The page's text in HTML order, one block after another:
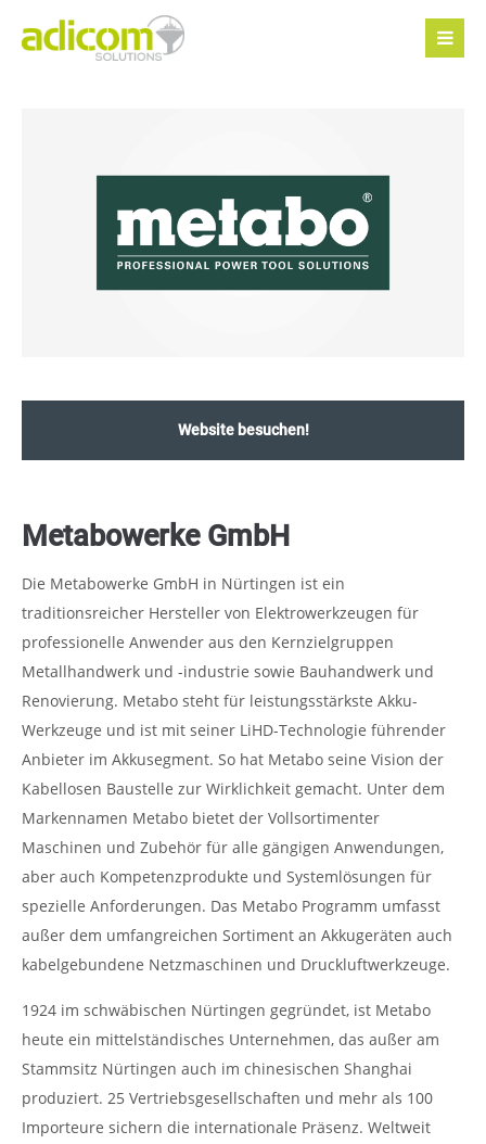
Website besuchen!
Metabowerke GmbH
Die Metabowerke GmbH in Nürtingen ist ein
traditionsreicher Hersteller von Elektrowerkzeugen für
professionelle Anwender aus den Kernzielgruppen
Metallhandwerk und -industrie sowie Bauhandwerk und
Renovierung. Metabo steht für leistungsstärkste Akku-
Werkzeuge und ist mit seiner LiHD-Technologie führender
Anbieter im Akkusegment. So hat Metabo seine Vision der
Kabellosen Baustelle zur Wirklichkeit gemacht. Unter dem
Markennamen Metabo bietet der Vollsortimenter
Maschinen und Zubehör für alle gängigen Anwendungen,
aber auch Kompetenzprodukte und Systemlösungen für
spezielle Anforderungen. Das Metabo Programm umfasst
außer dem umfangreichen Sortiment an Akkugeräten auch
kabelgebundene Netzmaschinen und Druckluftwerkzeuge.
1924 im schwäbischen Nürtingen gegründet, ist Metabo
heute ein mittelständisches Unternehmen, das außer am
Stammsitz Nürtingen auch im chinesischen Shanghai
produziert. 25 Vertriebsgesellschaften und mehr als 100
Importeure sichern die internationale Präsenz. Weltweit